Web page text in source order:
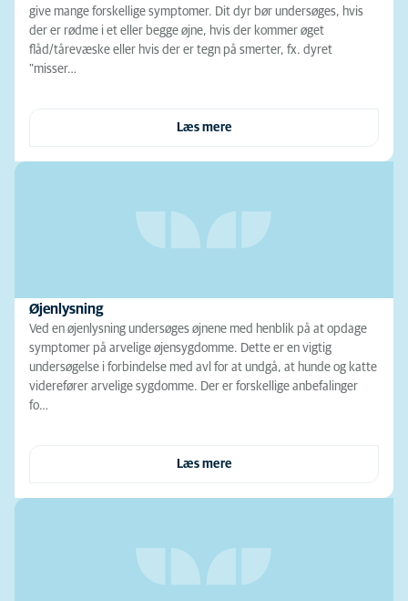
give mange forskellige symptomer. Dit dyr bør undersøges, hvis
der er rødme i et eller begge øjne, hvis der kommer øget
flåd/tårevæske eller hvis der er tegn på smerter, fx. dyret
"misser…
Læs mere
Øjenlysning
Ved en øjenlysning undersøges øjnene med henblik på at opdage
symptomer på arvelige øjensygdomme. Dette er en vigtig
undersøgelse i forbindelse med avl for at undgå, at hunde og katte
viderefører arvelige sygdomme. Der er forskellige anbefalinger
fo…
Læs mere